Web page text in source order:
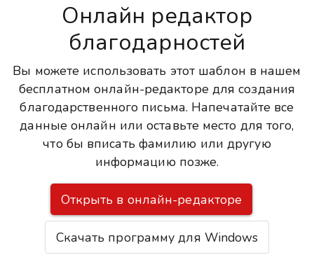
Онлайн редактор
благодарностей
Вы можете использовать этот шаблон в нашем
бесплатном онлайн-редакторе для создания
благодарственного письма. Напечатайте все
данные онлайн или оставьте место для того,
что бы вписать фамилию или другую
информацию позже.
Открыть в онлайн-редакторе
Скачать программу для Windows